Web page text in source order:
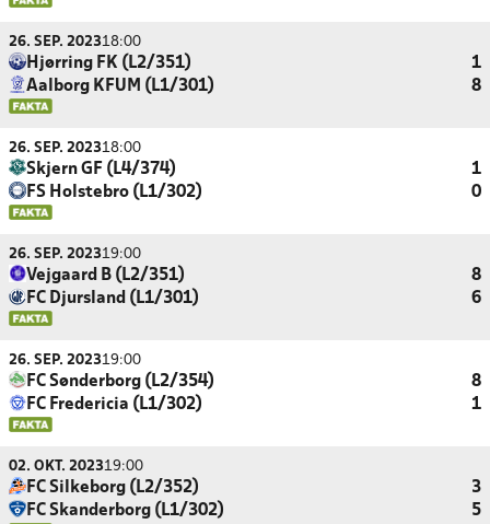
26. SEP. 202318:00
Hjørring FK (L2/351)
1
Aalborg KFUM (L1/301)
8
26. SEP. 202318:00
Skjern GF (L4/374)
1
FS Holstebro (L1/302)
0
26. SEP. 202319:00
Vejgaard B (L2/351)
8
FC Djursland (L1/301)
6
26. SEP. 202319:00
FC Sønderborg (L2/354)
8
FC Fredericia (L1/302)
1
02. OKT. 202319:00
FC Silkeborg (L2/352)
3
FC Skanderborg (L1/302)
5